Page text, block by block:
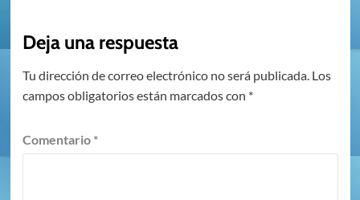
Deja una respuesta
Tu dirección de correo electrónico no será publicada. Los
campos obligatorios están marcados con *
Comentario *